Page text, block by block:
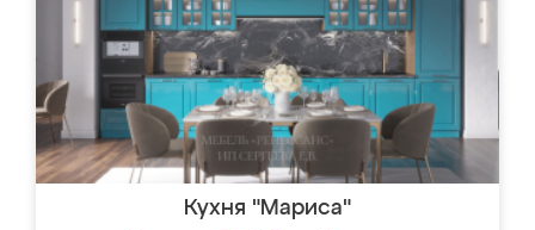
Кухня "Мариса"